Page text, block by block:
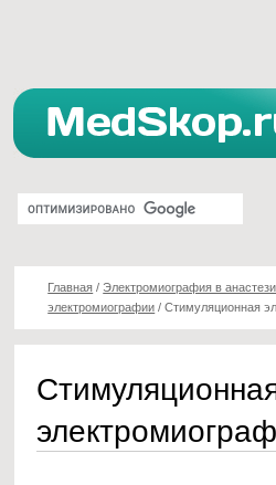
Главная /Электромиография в
электромиографии /Стимуляционная